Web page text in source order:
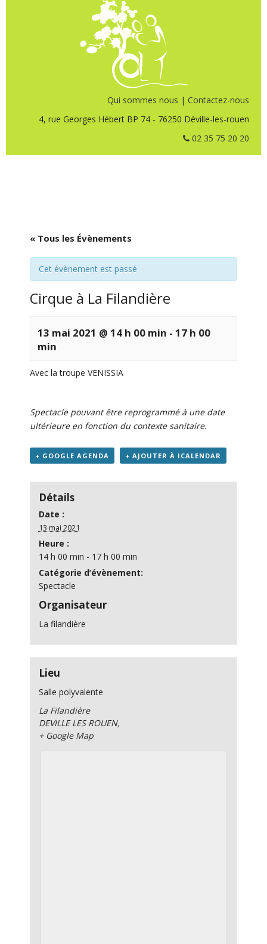
Qui sommes nous | Contactez-nous
4, rue Georges Hébert BP 74 - 76250 Déville-les-rouen
02 35 75 20 20
« Tous les Évènements
Cet évènement est passé
Cirque à La Filandière
13 mai 2021 @ 14 h 00 min - 17 h 00
min
Avec la troupe VENISSIA
Spectacle pouvant être reprogrammé à une date
ultérieure en fonction du contexte sanitaire.
+ GOOGLE AGENDA + AJOUTER À ICALENDAR
Détails
Date :
13 mai 2021
Heure :
14 h 00 min - 17 h 00 min
Catégorie d’évènement:
Spectacle
Organisateur
La filandière
Lieu
Salle polyvalente
La Filandière
DEVILLE LES ROUEN,
+ Google Map